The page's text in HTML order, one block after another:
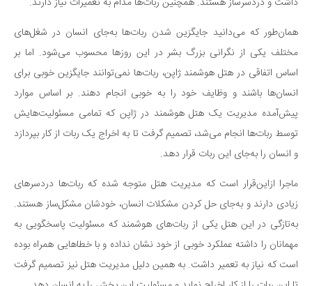
فال
مسابقه
اخبار
همان‌طور که می‌دانید جایگزین شدن ربات‌ها به‌جای انسان در شغل‌های
مختلف یکی از نگرانی بزرگ بشر در این روزها محسوب می‌شود. اما بر
اساس اتفاقی در هتل هوشمند ژاپن، ربات‌ها نمی‌توانند جایگزین خوبی برای
انسان‌ها باشند و وظایف خود را به خوبی انجام دهند. بر اساس موارد
پیش‌آمده مدیریت یک هتل هوشمند در ژاپن که تمامی مسئولیت‌هایش
توسط ربات‌ها انجام می‌شد، تصمیم گرفت تا به اخراج یک ربات از کار بپردازد
و انسان را به‌جای این ربات قرار دهد.
ماجرا ازاین‌قرار است که مدیریت هتل متوجه شده که ربات‌ها دردسرهای
زیادی دارند و به‌جای حل کردن مشکلات انسان، خودشان مشکل‌ساز هستند.
به‌تازگی در این هتل یکی از ربات‌های هوشمند که مسئولیت پاسخگویی به
مهمانان را داشته عملکرد خوبی از خود نشان نداده و با خطاهایی همراه بوده
است که نیاز به تعمیر داشت. به همین دلیل مدیریت هتل نیز تصمیم گرفت